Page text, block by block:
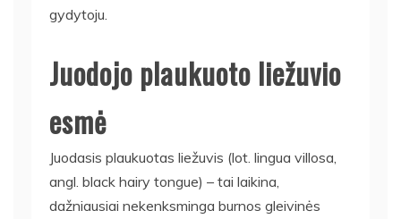
gydytoju.
Juodojo plaukuoto liežuvio
esmė
Juodasis plaukuotas liežuvis (lot. lingua villosa,
angl. black hairy tongue) – tai laikina,
dažniausiai nekenksminga burnos gleivinės